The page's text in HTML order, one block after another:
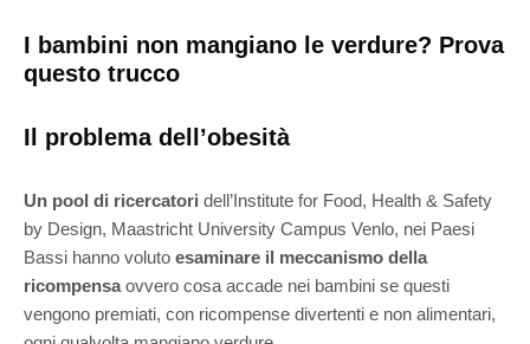
I bambini non mangiano le verdure? Prova
questo trucco
Il problema dell’obesità
Un pool di ricercatori dell’Institute for Food, Health & Safety
by Design, Maastricht University Campus Venlo, nei Paesi
Bassi hanno voluto esaminare il meccanismo della
ricompensaovvero cosa accade nei bambini se questi
vengono premiati, con ricompense divertenti e non alimentari,